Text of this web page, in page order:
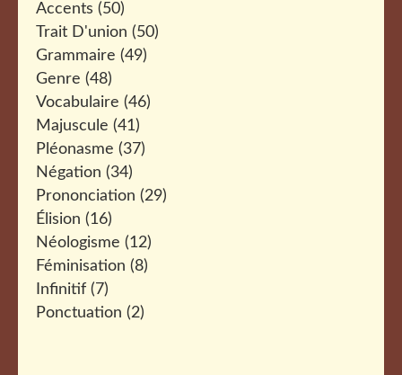
Accents (50)
Trait D'union (50)
Grammaire (49)
Genre (48)
Vocabulaire (46)
Majuscule (41)
Pléonasme (37)
Négation (34)
Prononciation (29)
Élision (16)
Néologisme (12)
Féminisation (8)
Infinitif (7)
Ponctuation (2)